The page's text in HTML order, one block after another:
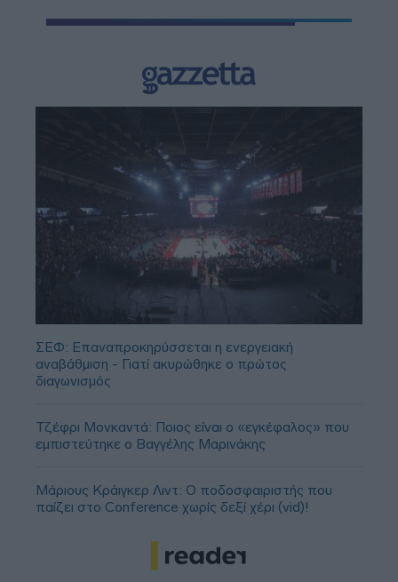
ΣΕΦ: Επαναπροκηρύσσεται η ενεργειακή
αναβάθμιση - Γιατί ακυρώθηκε ο πρώτος
διαγωνισμός
Τζέφρι Μονκαντά: Ποιος είναι ο «εγκέφαλος» που
εμπιστεύτηκε ο Βαγγέλης Μαρινάκης
Μάριους Κράιγκερ Λιντ: Ο ποδοσφαιριστής που
παίζει στο Conference χωρίς δεξί χέρι (vid)!